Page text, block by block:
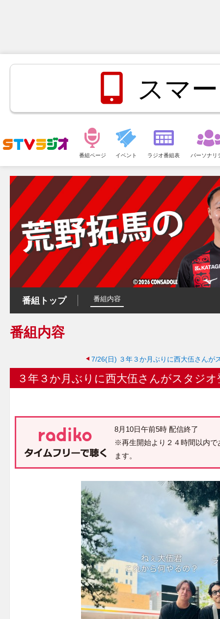
スマ
ュ
ー
番組ページ イベント ラジオ番組表 パーソナリ
番組トップ 番組内容
番組内容
7/26(日) ３年３か月ぶりに西大伍さんが
３年３か月ぶりに西大伍さんがスタジ
8月10日午前5時 配信終了
※再生開始より２４時間以内
ます。